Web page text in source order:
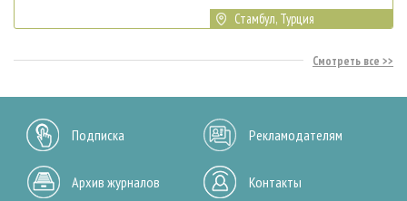
Стамбул, Турция
Смотреть все
Подписка Рекламодателям
Архив журналов Контакты